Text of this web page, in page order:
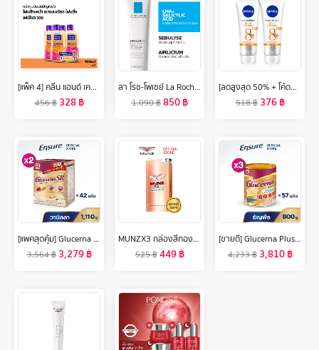
[แพ็ค 4] คลีน แอนด์ เคลียร์ โฟมล้างหน้า เอสเซนเชียล โฟมมิ่ง เฟเชียล วอช 100 มล. x 4 Clean & Clear Essentials Foaming Facial Wash 100 ml x 4
456฿ 328฿
ลา โรช-โพเซย์ La Roche-Posay Effaclar K [+] ครีมจัดการปัญหาสิวอุดตัน ช่วยผลัดเซลล์ผิวอย่างอ่อนโยน คุมความมันได้ยาวนาน สำหรับผิวผสมและผิวมัน 40ml.
1,090฿850฿
[ลดสูงสุด 50% + โค้ดลดเพิ่ม 20%]นีเวียเอ็กซ์ตร้า ไบรท์ รีแพร์ แอนด์ โพรเทค เอสพีเอฟ50 พีเอ+++ บอดี้ เซรั่ม 320มล. 2 ชิ้น NIVEA
518฿ 376฿
[แพคสุดคุ้ม] Glucerna SR กลูเซอนา เอสอาร์ กลิ่นวานิลลา แบบถุงเติม 1,110g 2 กล่อง สำหรับผู้ป่วยเบาหวาน
3,564฿ 3,279฿
MUNZX3 กล่องสีทอง โปรโมชั่น1กล่องใหม่ (10 แคปซูล ) 1 กล่อง อาหารเสริมสำหรับผู้ชาย
525฿449฿
[ขายดี] Glucerna Plus กลูเซอนา พลัส กลิ่นธัญพืช 800g 3 กระป๋อง Glucerna Plus Wheat 800g x3 สำหรับผู้ป่วยเบาหวาน
4,233฿ 3,810฿